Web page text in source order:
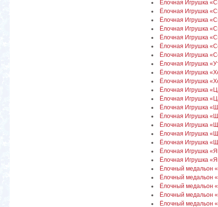
Ёлочная Игрушка
Ёлочная Игрушка
Ёлочная Игрушка
Ёлочная Игрушка
Ёлочная Игрушка
Ёлочная Игрушка
Ёлочная Игрушка
Ёлочная Игрушка
Ёлочная Игрушка
Ёлочная Игрушка
Ёлочная Игрушка
Ёлочная Игрушка
Ёлочная Игрушка
Ёлочная Игрушка
Ёлочная Игрушка
Ёлочная Игрушка
Ёлочная Игрушка
Ёлочная Игрушка
Ёлочная Игрушка
Ёлочный медальон
Ёлочный медальон
Ёлочный медальон
Ёлочный медальон
Ёлочный медальон